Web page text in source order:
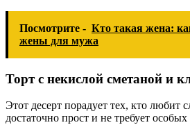
Посмотрите - Кто такая жена:
жены для мужа
Торт с некислой сметаной и
Этот десерт порадует тех, кто любит
достаточно прост и не требует